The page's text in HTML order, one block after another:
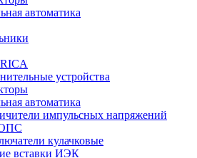
автоматика
устройства
автоматика
импульсных напряжений
кулачковые
вставки ИЭК